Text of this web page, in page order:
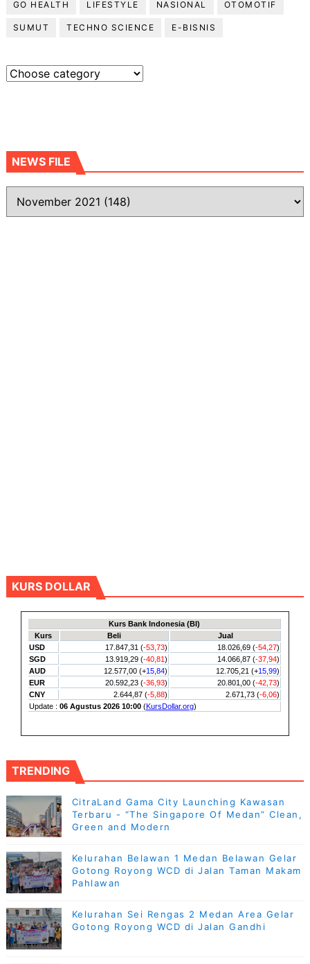
GO HEALTH LIFESTYLE NASIONAL OTOMOTIF
SUMUT TECHNO SCIENCE E-BISNIS
NEWS FILE
KURS DOLLAR
TRENDING
CitraLand Gama City Launching Kawasan
Terbaru - “The Singapore Of Medan” Clean,
Green and Modern
Kelurahan Belawan 1 Medan Belawan Gelar
Gotong Royong WCD di Jalan Taman Makam
Pahlawan
Kelurahan Sei Rengas 2 Medan Area Gelar
Gotong Royong WCD di Jalan Gandhi